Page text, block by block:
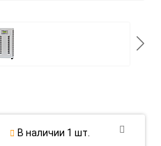
В наличии 1 шт.